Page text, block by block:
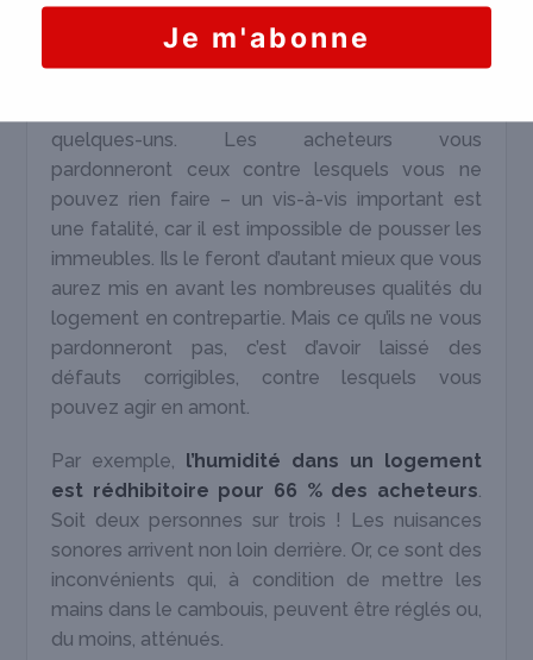
qui les séduit par ses qualités
quelques-uns. Les acheteurs vous
pardonneront ceux contre lesquels vous ne
pouvez rien faire – un vis-à-vis important est
une fatalité, car il est impossible de pousser les
immeubles. Ils le feront d’autant mieux que vous
aurez mis en avant les nombreuses qualités du
logement en contrepartie. Mais ce qu’ils ne vous
pardonneront pas, c’est d’avoir laissé des
défauts corrigibles, contre lesquels vous
pouvez agir en amont.
Par exemple, l’humidité dans un logement
est rédhibitoire pour 66 % des acheteurs.
Soit deux personnes sur trois ! Les nuisances
sonores arrivent non loin derrière. Or, ce sont des
inconvénients qui, à condition de mettre les
mains dans le cambouis, peuvent être réglés ou,
du moins, atténués.